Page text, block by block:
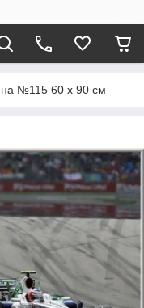
№115 60 х 90 см